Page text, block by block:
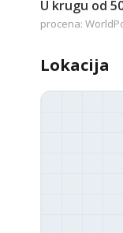
U krugu od
procena:
Lokacija